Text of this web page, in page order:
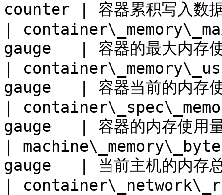
counter | 容器累积写入
|
gauge   | 容器的最大内
|
gauge   | 容器当前的内
|
gauge   | 容器的内存
|
gauge   | 当前主机的
|